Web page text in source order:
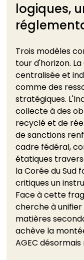
logiques,
Trois modèles
tour d'horizon.
centralisée et
comme des
stratégiques.
collecte à des
recyclé et de
de sanctions
cadre fédéral,
étatiques
la Corée du Sud
critiques un
Face à cette
cherche à
matières
achève la
AGEC